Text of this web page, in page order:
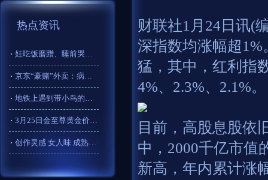
热点资讯
娃吃饭磨蹭、睡前哭闹？用“3分钟习惯法”，轻松治服小神兽_孩
京东“豪赌”外卖：病急乱投医 or 精心玲珑局？
地铁上遇到带小鸟的小姑娘
3月25日金至尊黄金价格917元/克
创作灵感 女人味 成熟的美 御姐范儿 三十岁的女人
财联社1月24日讯(
深指数均涨幅超
猛，其中，红利指
4%、2.3%、2.1%。
目前，高股息股依
中，2000千亿市值
新高，年内累计涨